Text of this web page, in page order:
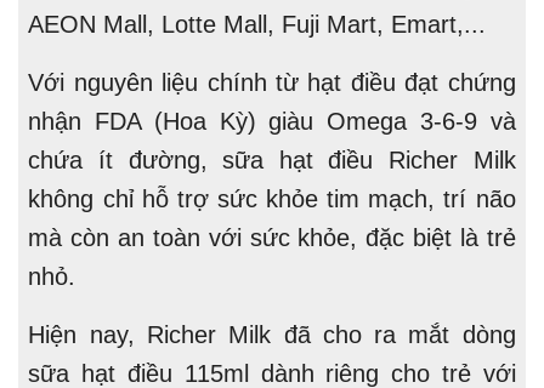
AEON Mall, Lotte Mall, Fuji Mart, Emart,...
Với nguyên liệu chính từ hạt điều đạt chứng
nhận FDA (Hoa Kỳ) giàu Omega 3-6-9 và
chứa ít đường, sữa hạt điều Richer Milk
không chỉ hỗ trợ sức khỏe tim mạch, trí não
mà còn an toàn với sức khỏe, đặc biệt là trẻ
nhỏ.
Hiện nay, Richer Milk đã cho ra mắt dòng
sữa hạt điều 115ml dành riêng cho trẻ với